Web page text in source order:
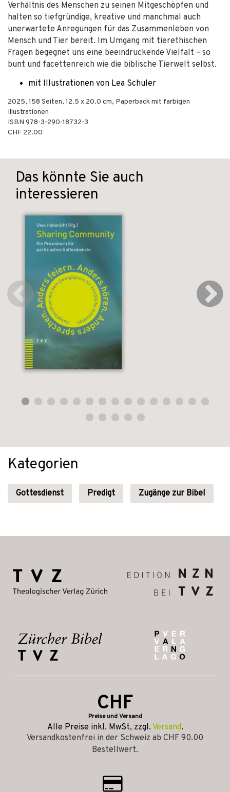
Verhältnis des Menschen zu seinen Mitgeschöpfen und
halten so tiefgründige, kreative und manchmal auch
unerwartete Anregungen für das Zusammenleben von
Mensch und Tier bereit. Im Umgang mit tierethischen
Fragen begegnet uns eine beeindruckende Vielfalt – so
bunt und facettenreich wie die biblische Tierwelt selbst.
mit Illustrationen von Lea Schuler
2025, 158 Seiten, 12.5 x 20.0 cm, Paperback mit farbigen
Illustrationen
ISBN 978-3-290-18732-3
CHF 22.00
Das könnte Sie auch
interessieren
Kategorien
Gottesdienst Predigt Zugänge zur Bibel
CHF
Preise und Versand
Alle Preise inkl. MwSt, zzgl. Versand.
Versandkostenfrei in der Schweiz ab CHF 90.00
Bestellwert.